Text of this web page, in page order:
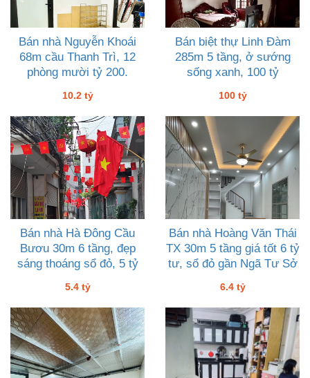
Bán nhà Nguyễn Khoái
68m cầu Thanh Trì, 12
phòng mười tỷ 200.
10.2 tỷ
Bán biệt thự Linh Đàm
285m 5 tầng, ở sướng
sống xanh, 100 tỷ
100 tỷ
Bán nhà Hà Đông Cầu
Bươu 30m 6 tầng, đẹp
sáng thoáng sổ đỏ, 5 tỷ
5.4 tỷ
Bán nhà Hoàng Văn Thái
TX 30m 5 tầng giá tốt 6 tỷ
tư, sổ đỏ gần Ngã Tư Sở
6.4 tỷ